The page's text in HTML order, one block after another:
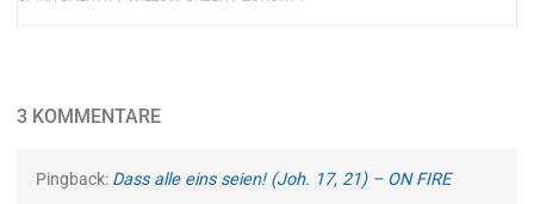
3 KOMMENTARE
Pingback: Dass alle eins seien! (Joh. 17, 21) – ON FIRE